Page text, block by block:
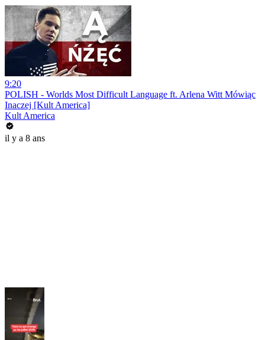
9:20
POLISH - Worlds Most Difficult Language ft. Arlena Witt Mówiąc
Inaczej [Kult America]
Kult America
il y a 8 ans